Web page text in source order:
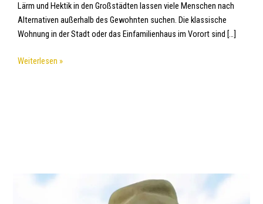
Lärm und Hektik in den Großstädten lassen viele Menschen nach
Alternativen außerhalb des Gewohnten suchen. Die klassische
Wohnung in der Stadt oder das Einfamilienhaus im Vorort sind […]
Weiterlesen »